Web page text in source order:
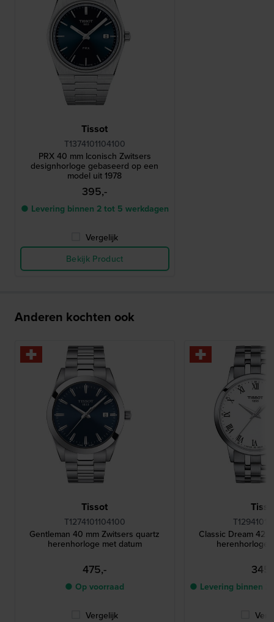
Tissot
T1374101104100
PRX 40 mm Iconisch Zwitsers
designhorloge gebaseerd op een
model uit 1978
395,-
● Levering binnen 2 tot 5 werkdagen
Vergelijk
Bekijk Product
Anderen kochten ook
Tissot
T1274101104100
Gentleman 40 mm Zwitsers quartz
herenhorloge met datum
475,-
● Op voorraad
Vergelijk
Classic Dream 42
herenhorloge
● Levering binnen 2